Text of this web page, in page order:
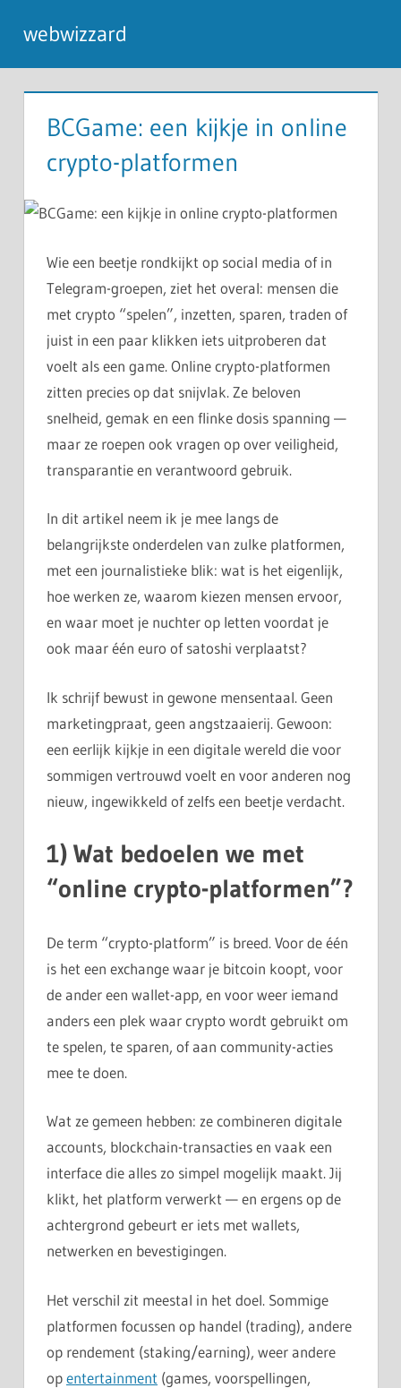
naar
de
inhoud
webwizzard
BCGame: een kijkje in online
crypto-platformen
Wie een beetje rondkijkt op social media of in
Telegram-groepen, ziet het overal: mensen die
met crypto “spelen”, inzetten, sparen, traden of
juist in een paar klikken iets uitproberen dat
voelt als een game. Online crypto-platformen
zitten precies op dat snijvlak. Ze beloven
snelheid, gemak en een flinke dosis spanning —
maar ze roepen ook vragen op over veiligheid,
transparantie en verantwoord gebruik.
In dit artikel neem ik je mee langs de
belangrijkste onderdelen van zulke platformen,
met een journalistieke blik: wat is het eigenlijk,
hoe werken ze, waarom kiezen mensen ervoor,
en waar moet je nuchter op letten voordat je
ook maar één euro of satoshi verplaatst?
Ik schrijf bewust in gewone mensentaal. Geen
marketingpraat, geen angstzaaierij. Gewoon:
een eerlijk kijkje in een digitale wereld die voor
sommigen vertrouwd voelt en voor anderen nog
nieuw, ingewikkeld of zelfs een beetje verdacht.
1) Wat bedoelen we met
“online crypto-platformen”?
De term “crypto-platform” is breed. Voor de één
is het een exchange waar je bitcoin koopt, voor
de ander een wallet-app, en voor weer iemand
anders een plek waar crypto wordt gebruikt om
te spelen, te sparen, of aan community-acties
mee te doen.
Wat ze gemeen hebben: ze combineren digitale
accounts, blockchain-transacties en vaak een
interface die alles zo simpel mogelijk maakt. Jij
klikt, het platform verwerkt — en ergens op de
achtergrond gebeurt er iets met wallets,
netwerken en bevestigingen.
Het verschil zit meestal in het doel. Sommige
platformen focussen op handel (trading), andere
op rendement (staking/earning), weer andere
opentertainment (games, voorspellingen,